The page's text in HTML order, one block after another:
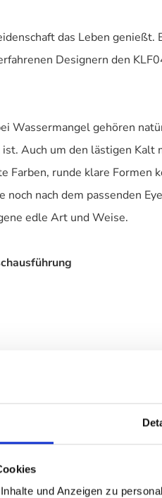
und Anzeigen zu
das Leben
Designern den
gehören
Auch um den lästigen
Farben, runde klare
nach dem passenden
edle Art und Weise.